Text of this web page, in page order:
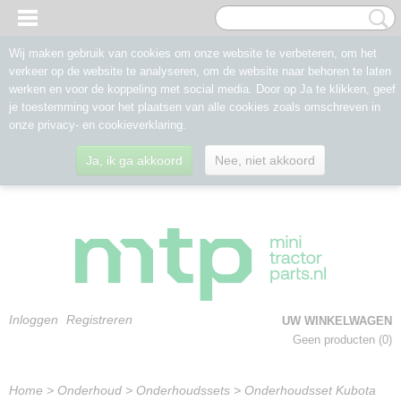
Inloggen Registreren
UW WINKELWAGEN
Geen producten (0)
Home > Onderhoud > Onderhoudssets > Onderhoudsset Kubota
Wij maken gebruik van cookies om onze website te verbeteren, om het
verkeer op de website te analyseren, om de website naar behoren te laten
werken en voor de koppeling met social media. Door op Ja te klikken, geef
je toestemming voor het plaatsen van alle cookies zoals omschreven in
onze privacy- en cookieverklaring.
Ja, ik ga akkoord Nee, niet akkoord